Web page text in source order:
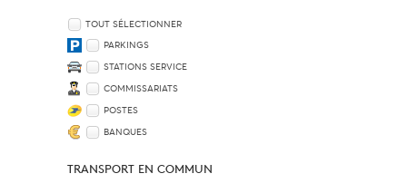
TOUT SÉLECTIONNER
PARKINGS
STATIONS SERVICE
COMMISSARIATS
POSTES
BANQUES
TRANSPORT EN COMMUN